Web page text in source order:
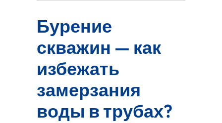
Бурение
скважин — как
избежать
замерзания
воды в трубах?